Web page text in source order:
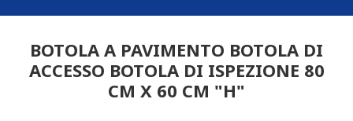
BOTOLA A PAVIMENTO BOTOLA DI
ACCESSO BOTOLA DI ISPEZIONE 80
CM X 60 CM "H"